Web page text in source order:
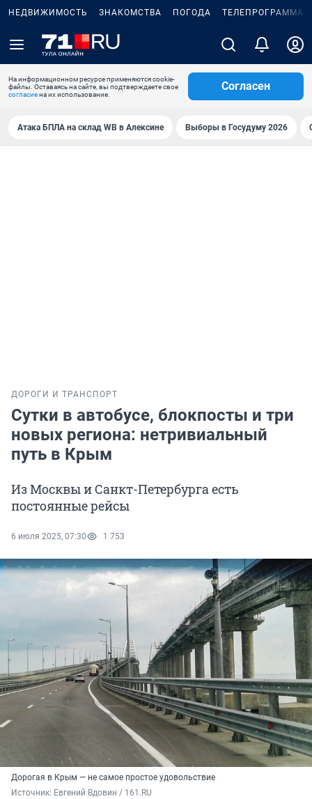
НЕДВИЖИМОСТЬ ЗНАКОМСТВА ПОГОДА ТЕЛЕПРОГРАММА
На информационном ресурсе применяются cookie-
файлы. Оставаясь на сайте, вы подтверждаете свое
согласиена их использование.
Согласен
Атака БПЛА на склад WB в Алексине Выборы в Госудуму 2026
ДОРОГИ И ТРАНСПОРТ
Сутки в автобусе, блокпосты и три
новых региона: нетривиальный
путь в Крым
Из Москвы и Санкт-Петербурга есть
постоянные рейсы
6 июля 2025, 07:30 1 753
Дорогая в Крым — не самое простое удовольствие
Источник: Евгений Вдовин / 161.RU